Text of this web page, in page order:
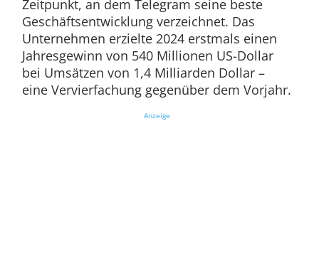
Zeitpunkt, an dem Telegram seine beste
Geschäftsentwicklung verzeichnet. Das
Unternehmen erzielte 2024 erstmals einen
Jahresgewinn von 540 Millionen US-Dollar
bei Umsätzen von 1,4 Milliarden Dollar –
eine Vervierfachung gegenüber dem Vorjahr.
Anzeige